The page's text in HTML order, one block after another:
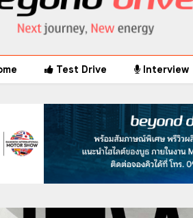
Test Drive Interview